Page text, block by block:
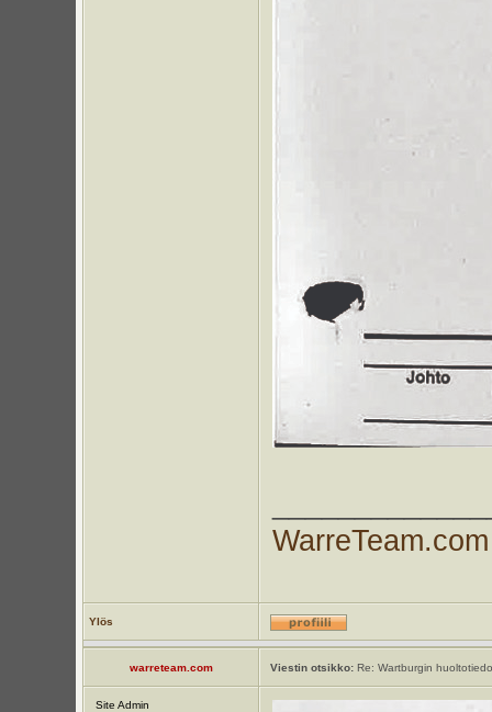
WarreTeam.com
Ylös
warreteam.com Viestin otsikko:Re: Wartburgin
Site Admin